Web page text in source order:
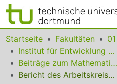
Bereiche & Sammlungen
Das gesamte Repositorium
Statistiken
Startseite Fakultäten
Institut für Entwicklung und Erforschung des Mathematikunterrichts
Beiträge zum Mathematikunterricht
Bericht des Arbeitskreises ISTRON-Gruppe – Realitätsbezüge im Mathematikunterricht